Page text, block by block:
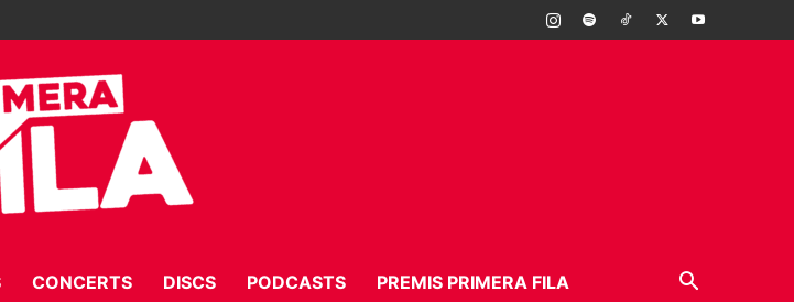
CONCERTS DISCS PODCASTS PREMIS PRIMERA FILA